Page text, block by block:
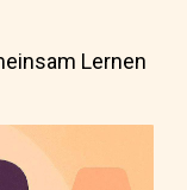
Lernen